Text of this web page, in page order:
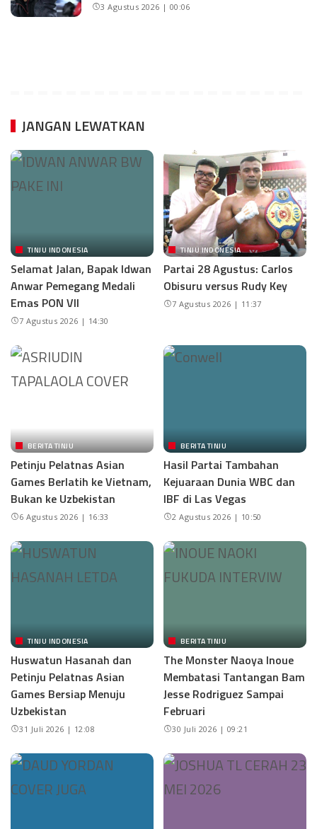
3 Agustus 2026 | 00:06
JANGAN LEWATKAN
TINJU INDONESIA
Selamat Jalan, Bapak Idwan
Anwar Pemegang Medali
Emas PON VII
7 Agustus 2026 | 14:30
TINJU INDONESIA
Partai 28 Agustus: Carlos
Obisuru versus Rudy Key
7 Agustus 2026 | 11:37
BERITA TINJU
Petinju Pelatnas Asian
Games Berlatih ke Vietnam,
Bukan ke Uzbekistan
6 Agustus 2026 | 16:33
BERITA TINJU
Hasil Partai Tambahan
Kejuaraan Dunia WBC dan
IBF di Las Vegas
2 Agustus 2026 | 10:50
TINJU INDONESIA
Huswatun Hasanah dan
Petinju Pelatnas Asian
Games Bersiap Menuju
Uzbekistan
31 Juli 2026 | 12:08
BERITA TINJU
The Monster Naoya Inoue
Membatasi Tantangan Bam
Jesse Rodriguez Sampai
Februari
30 Juli 2026 | 09:21